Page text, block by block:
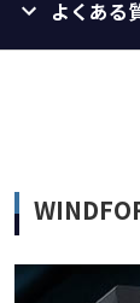
よくある